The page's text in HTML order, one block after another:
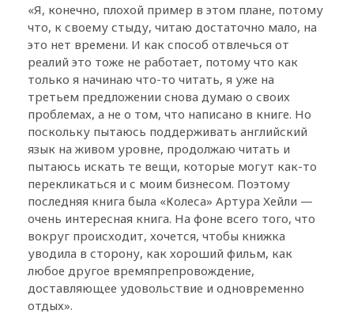
«Я, конечно, плохой пример в этом плане, потому
что, к своему стыду, читаю достаточно мало, на
это нет времени. И как способ отвлечься от
реалий это тоже не работает, потому что как
только я начинаю что-то читать, я уже на
третьем предложении снова думаю о своих
проблемах, а не о том, что написано в книге. Но
поскольку пытаюсь поддерживать английский
язык на живом уровне, продолжаю читать и
пытаюсь искать те вещи, которые могут как-то
перекликаться и с моим бизнесом. Поэтому
последняя книга была «Колеса» Артура Хейли —
очень интересная книга. На фоне всего того, что
вокруг происходит, хочется, чтобы книжка
уводила в сторону, как хороший фильм, как
любое другое времяпрепровождение,
доставляющее удовольствие и одновременно
отдых».